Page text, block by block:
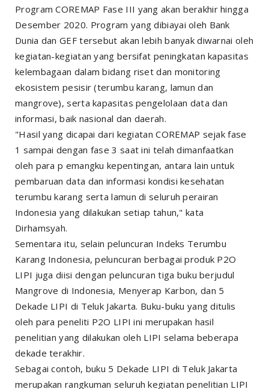
Program COREMAP Fase III yang akan berakhir hingga
Desember 2020. Program yang dibiayai oleh Bank
Dunia dan GEF tersebut akan lebih banyak diwarnai oleh
kegiatan-kegiatan yang bersifat peningkatan kapasitas
kelembagaan dalam bidang riset dan monitoring
ekosistem pesisir (terumbu karang, lamun dan
mangrove), serta kapasitas pengelolaan data dan
informasi, baik nasional dan daerah.
"Hasil yang dicapai dari kegiatan COREMAP sejak fase
1 sampai dengan fase 3 saat ini telah dimanfaatkan
oleh para p emangku kepentingan, antara lain untuk
pembaruan data dan informasi kondisi kesehatan
terumbu karang serta lamun di seluruh perairan
Indonesia yang dilakukan setiap tahun," kata
Dirhamsyah.
Sementara itu, selain peluncuran Indeks Terumbu
Karang Indonesia, peluncuran berbagai produk P2O
LIPI juga diisi dengan peluncuran tiga buku berjudul
Mangrove di Indonesia, Menyerap Karbon, dan 5
Dekade LIPI di Teluk Jakarta. Buku-buku yang ditulis
oleh para peneliti P2O LIPI ini merupakan hasil
penelitian yang dilakukan oleh LIPI selama beberapa
dekade terakhir.
Sebagai contoh, buku 5 Dekade LIPI di Teluk Jakarta
merupakan rangkuman seluruh kegiatan penelitian LIPI